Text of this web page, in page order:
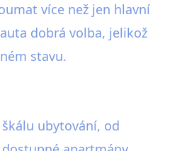
více než jen hlavní
dobrá volba, jelikož
stavu.
ubytování, od